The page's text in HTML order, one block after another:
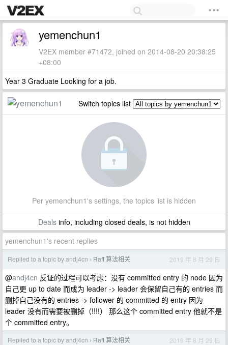
yemenchun1
V2EX member #71472, joined on 2014-08-20 20:38:25
+08:00
Year 3 Graduate Looking for a job.
Switch topics list
Per yemenchun1's settings, the topics list is hidden
Dealsinfo, including closed deals, is not hidden
yemenchun1's recent replies
Replied to a topic by andj4cn › Raft 算法相关 2019 年 8 月 29 日
@andj4cn 反证的过程可以考虑：没有 committed entry 的 node 因为
自己更 up to date 而成为 leader -> leader 会保留自己有的 entries 而
删掉自己没有的 entries -> follower 的 committed 的 entry 因为
leader 没有而需要被删掉（!!!!） 那么这个 committed entry 他就不是
个 committed entry。
Replied to a topic by andj4cn › Raft 算法相关 2019 年 8 月 29 日